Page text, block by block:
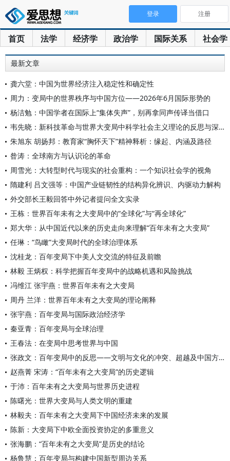
首页 法学 经济学 政治学 国际关系 社会学
登录 注册
最新文章
龚六堂：中国为世界经济注入稳定性和确定性
周力：变局中的世界秩序与中国方位——2026年6月国际形势的
杨洁勉：中国学者在国际上“集体失声”，别再拿同声传译当借口
韦先晓：新科技革命与世界大变局中科学社会主义理论的反思与深索
朱旭东 胡扬邦：教育家“胸怀天下”精神释析：缘起、内涵及路径
昝涛：全球南方与认识论的革命
周雪光：大转型时代与现实的社会重构：一个知识社会学的视角
隋建利 吕文强等：中国产业链韧性的结构异化辨识、内驱动力解构
外交部长王毅回答中外记者提问全文实录
王栋：世界百年未有之大变局中的“全球化”与“再全球化”
郑大华：从中国近代以来的历史走向来理解“百年未有之大变局”
任琳：“鸟瞰”大变局时代的全球治理体系
沈桂龙：百年变局下中美人文交流的特征及前瞻
林毅 王炳权：科学把握百年变局中的战略机遇和风险挑战
冯维江 张宇燕：世界百年未有之大变局
周丹 兰洋：世界百年未有之大变局的理论阐释
张宇燕：百年变局与国际政治经济学
秦亚青：百年变局与全球治理
王春法：在变局中思考世界与中国
张政文：百年变局中的反思——文明与文化的冲突、超越及中国方案
赵燕菁 宋涛：“百年未有之大变局”的历史逻辑
于沛：百年未有之大变局与世界历史进程
陈曙光：世界大变局与人类文明的重建
林毅夫：百年未有之大变局下中国经济未来的发展
陈新：大变局下中欧全面投资协定的多重意义
张海鹏：“百年未有之大变局”是历史的结论
杨鲁慧：百年变局与构建中国新型周边关系